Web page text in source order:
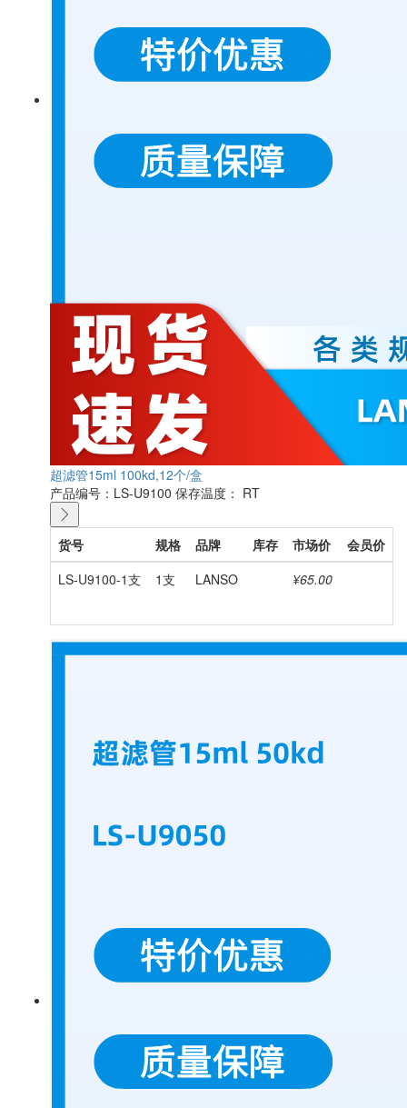
超滤管15ml 100kd,12个/盒
产品编号：LS-U9100 保存温度： RT
货号 规格 品牌 库存 市场价 会员价
LS-U9100-1支
1支 LANSO ¥65.00